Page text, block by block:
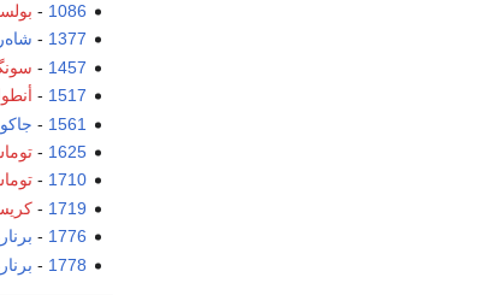
1086
-
1377
-
1457
-
1517
-
1561
-
1625
-
1710
-
1719
-
1776
-
1778
-